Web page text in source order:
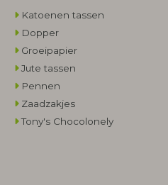
Katoenen tassen
Dopper
Groeipapier
Jute tassen
Pennen
Zaadzakjes
Tony's Chocolonely